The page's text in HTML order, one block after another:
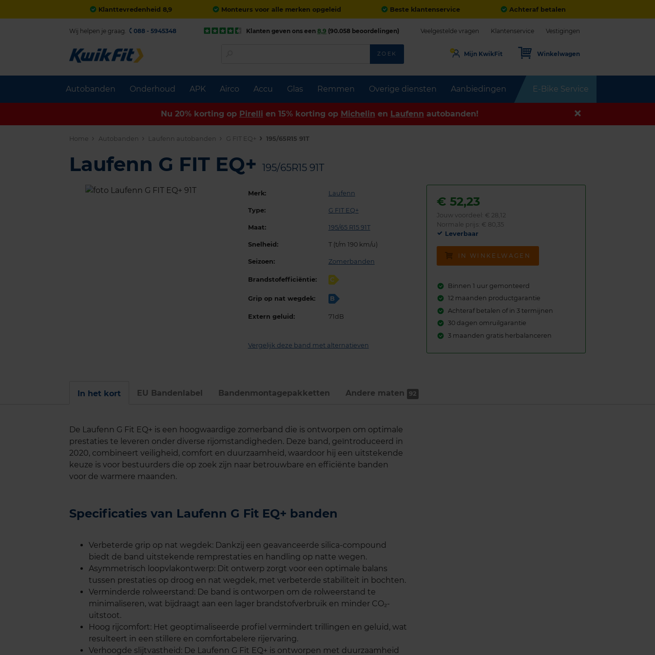
Klanttevredenheid 8,9 Monteurs voor alle merken opgeleid Beste klantenservice Achteraf betalen
Autobanden Onderhoud APK Airco Accu Glas Remmen Overige diensten Aanbiedingen E-Bike Service
Wij helpen je graag. 088 - 5945348 Klanten geven ons een 8,9 (90.058 beoordelingen) Veelgestelde vragen Klantenservice Vestigingen
ZOEK Mijn KwikFit Winkelwagen
Nu 20% korting op Pirelli en 15% korting op Michelin en Laufenn autobanden!
Home Autobanden Laufenn autobanden G FIT EQ+ 195/65R15 91T
Laufenn G FIT EQ+ 195/65R15 91T
Merk: Laufenn
Type: G FIT EQ+
Maat: 195/65 R15 91T
Snelheid: T (t/m 190 km/u)
Seizoen: Zomerbanden
Brandstofefficiëntie: C
Grip op nat wegdek: B
Extern geluid: 71dB
Vergelijk deze band met alternatieven
€ 52,23
Jouw voordeel: € 28,12
Normale prijs: € 80,35
Leverbaar
IN WINKELWAGEN
Binnen 1 uur gemonteerd
12 maanden productgarantie
Achteraf betalen of in 3 termijnen
30 dagen omruilgarantie
3 maanden gratis herbalanceren
In het kort EU Bandenlabel Bandenmontage­pakketten Andere maten 92
De Laufenn G Fit EQ+ is een hoogwaardige zomerband die is ontworpen om optimale
prestaties te leveren onder diverse rijomstandigheden. Deze band, geïntroduceerd in
2020, combineert veiligheid, comfort en duurzaamheid, waardoor hij een uitstekende
keuze is voor bestuurders die op zoek zijn naar betrouwbare en efficiënte banden
voor de warmere maanden.
Specificaties van Laufenn G Fit EQ+ banden
Verbeterde grip op nat wegdek: Dankzij een geavanceerde silica-compound
biedt de band uitstekende remprestaties en handling op natte wegen.
Asymmetrisch loopvlakontwerp: Dit ontwerp zorgt voor een optimale balans
tussen prestaties op droog en nat wegdek, met verbeterde stabiliteit in bochten.
Verminderde rolweerstand: De band is ontworpen om de rolweerstand te
minimaliseren, wat bijdraagt aan een lager brandstofverbruik en minder CO₂-
uitstoot.
Hoog rijcomfort: Het geoptimaliseerde profiel vermindert trillingen en geluid, wat
resulteert in een stillere en comfortabelere rijervaring.
Verhoogde slijtvastheid: De Laufenn G Fit EQ+ is ontworpen met duurzaamheid